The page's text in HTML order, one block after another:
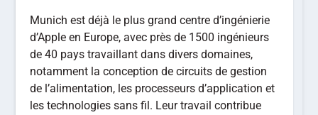
Munich est déjà le plus grand centre d’ingénierie
d’Apple en Europe, avec près de 1500 ingénieurs
de 40 pays travaillant dans divers domaines,
notamment la conception de circuits de gestion
de l’alimentation, les processeurs d’application et
les technologies sans fil. Leur travail contribue